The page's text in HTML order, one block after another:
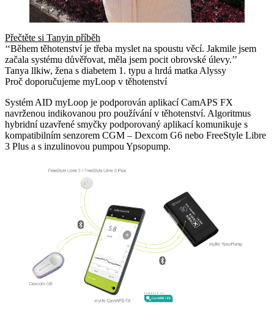
Přečtěte si Tanyin příběh
‘‘Během těhotenství je třeba myslet na spoustu věcí. Jakmile jsem
začala systému důvěřovat, měla jsem pocit obrovské úlevy.’’
Tanya llkiw, žena s diabetem 1. typu a hrdá matka Alyssy
Proč doporučujeme myLoop v těhotenství
Systém AID myLoop je podporován aplikací CamAPS FX
navrženou indikovanou pro používání v těhotenství. Algoritmus
hybridní uzavřené smyčky podporovaný aplikací komunikuje s
kompatibilním senzorem CGM – Dexcom G6 nebo FreeStyle Libre
3 Plus a s inzulinovou pumpou Ypsopump.